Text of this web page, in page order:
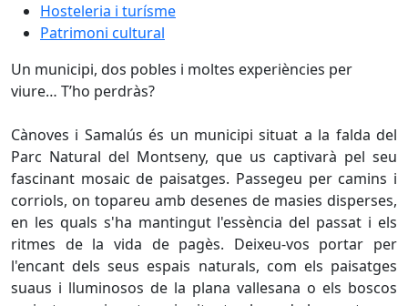
Hosteleria i turísme
Patrimoni cultural
Un municipi, dos pobles i moltes experiències per
viure… T’ho perdràs?
Cànoves i Samalús és un municipi situat a la falda del
Parc Natural del Montseny, que us captivarà pel seu
fascinant mosaic de paisatges. Passegeu per camins i
corriols, on topareu amb desenes de masies disperses,
en les quals s'ha mantingut l'essència del passat i els
ritmes de la vida de pagès. Deixeu-vos portar per
l'encant dels seus espais naturals, com els paisatges
suaus i lluminosos de la plana vallesana o els boscos